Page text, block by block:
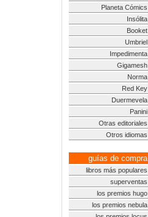
Planeta Cómics
Insólita
Booket
Umbriel
Impedimenta
Gigamesh
Norma
Red Key
Duermevela
Panini
Otras editoriales
Otros idiomas
guías de compra
libros más populares
superventas
los premios hugo
los premios nebula